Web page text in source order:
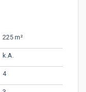
225 m²
k.A.
4